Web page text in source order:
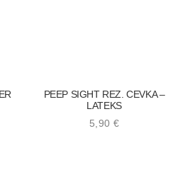
5,90 €
PEEP SIGHT REZ. CEVKA –
LATEKS